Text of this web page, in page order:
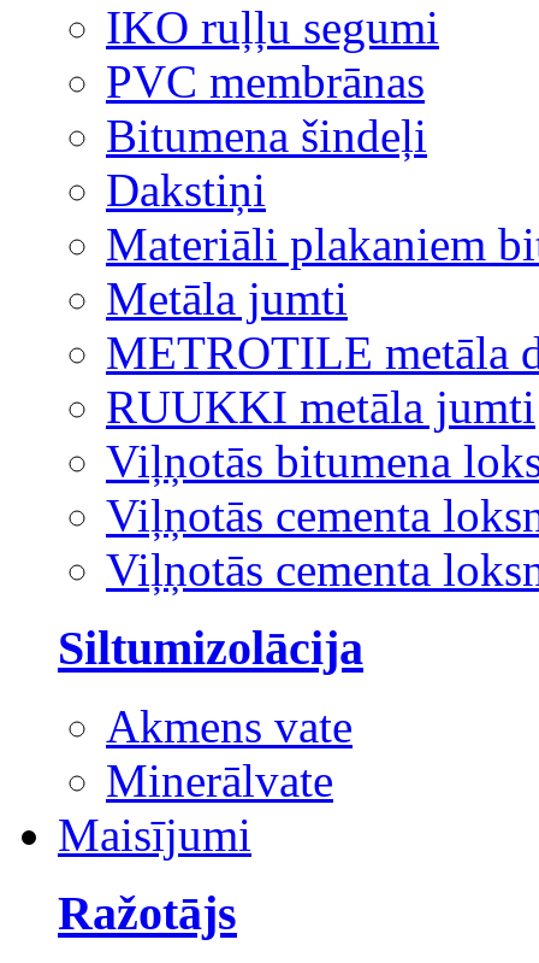
IKO ruļļu segumi
PVC membrānas
Bitumena šindeļi
Dakstiņi
Materiāli plakaniem
Metāla jumti
METROTILE metāla
RUUKKI metāla jumti
Viļņotās bitumena
Viļņotās cementa
Viļņotās cementa
Siltumizolācija
Akmens vate
Minerālvate
Maisījumi
Ražotājs